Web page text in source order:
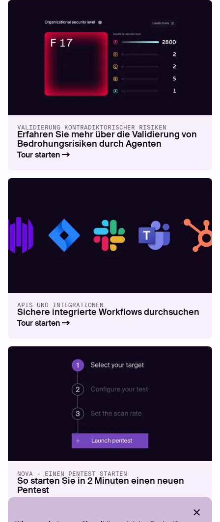
VALIDIERUNG KONTRADIKTORISCHER RISIKEN
Erfahren Sie mehr über die Validierung von
Bedrohungsrisiken durch Agenten
Tour starten
APIS UND INTEGRATIONEN
Sichere integrierte Workflows durchsuchen
Tour starten
NOVA - EINEN PENTEST STARTEN
So starten Sie in 2 Minuten einen neuen
Pentest